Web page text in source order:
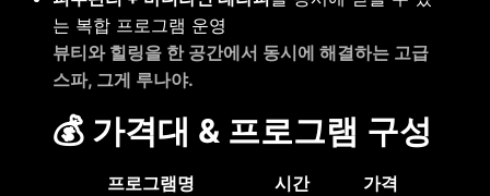
는 복합 프로그램 운영
뷰티와 힐링을 한 공간에서 동시에 해결하는 고급
스파, 그게 루나야.
💰 가격대 & 프로그램 구성
프로그램명 시간
가격